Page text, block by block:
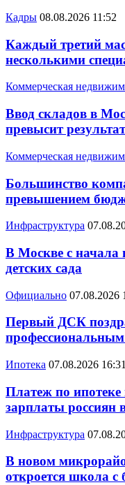
Кадры 08.08.2026 11:52
Каждый третий
несколькими
Коммерческая
Ввод складов в
превысит
Коммерческая
Большинство
превышением
Инфраструктура
В Москве с начала
детских сада
Официально 07.08.2026
Первый ДСК
Ипотека 07.08.2026 16:31
Платеж по
зарплаты россиян
Инфраструктура
В новом
откроется школа с